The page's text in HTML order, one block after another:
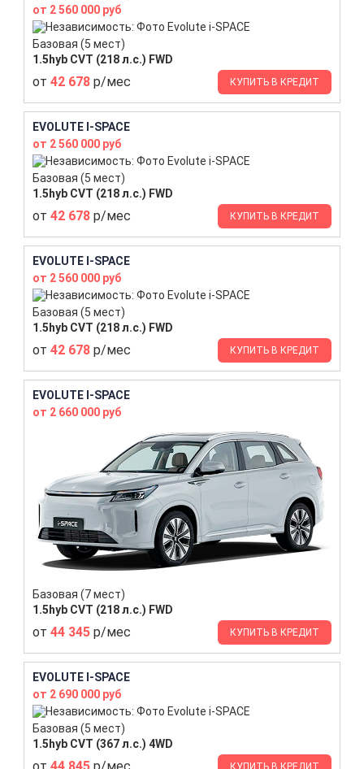
от 2 560 000 руб
Базовая (5 мест)
1.5hyb CVT (218 л.с.) FWD
от 42 678 р/мес КУПИТЬ В КРЕДИТ
EVOLUTE I-SPACE
от 2 560 000 руб
Базовая (5 мест)
1.5hyb CVT (218 л.с.) FWD
от 42 678 р/мес КУПИТЬ В КРЕДИТ
EVOLUTE I-SPACE
от 2 560 000 руб
Базовая (5 мест)
1.5hyb CVT (218 л.с.) FWD
от 42 678 р/мес КУПИТЬ В КРЕДИТ
EVOLUTE I-SPACE
от 2 660 000 руб
Базовая (7 мест)
1.5hyb CVT (218 л.с.) FWD
от 44 345 р/мес КУПИТЬ В КРЕДИТ
EVOLUTE I-SPACE
от 2 690 000 руб
Базовая (5 мест)
1.5hyb CVT (367 л.с.) 4WD
КУПИТЬ В КРЕДИТ